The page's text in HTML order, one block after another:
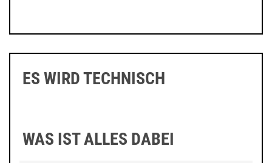
ES WIRD TECHNISCH
WAS IST ALLES DABEI